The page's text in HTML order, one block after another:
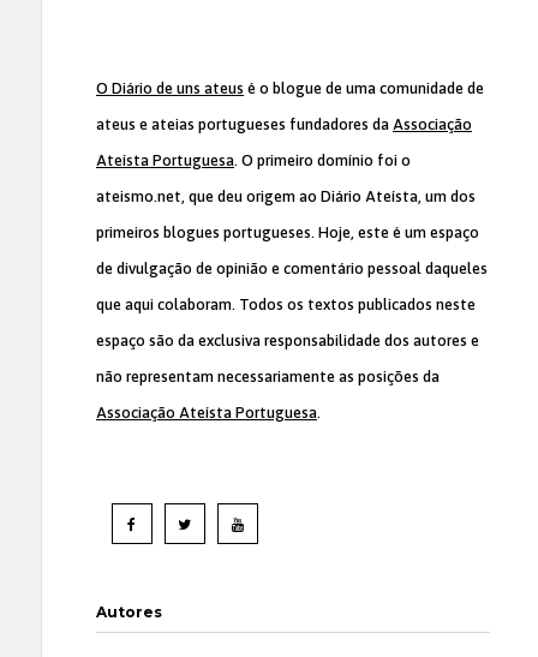
O Diário de uns ateus é o blogue de uma comunidade de
ateus e ateias portugueses fundadores da Associação
Ateísta Portuguesa. O primeiro domínio foi o
ateismo.net, que deu origem ao Diário Ateísta, um dos
primeiros blogues portugueses. Hoje, este é um espaço
de divulgação de opinião e comentário pessoal daqueles
que aqui colaboram. Todos os textos publicados neste
espaço são da exclusiva responsabilidade dos autores e
não representam necessariamente as posições da
Associação Ateísta Portuguesa.
Autores